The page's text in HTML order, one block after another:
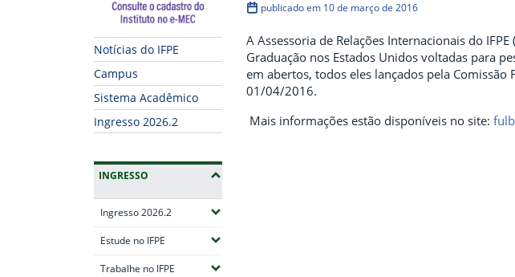
Notícias do IFPE
Campus
Sistema Acadêmico
Ingresso 2026.2
INGRESSO
Ingresso 2026.2 (Expandir submenus)
Estude no IFPE (Expandir submenus)
Trabalhe no IFPE (Expandir submenus)
publicado em 10 de março de 2016
A Assessoria de Relações Internacionais do
Graduação nos Estados Unidos voltadas para
em abertos, todos eles lançados pela
01/04/2016.
Mais informações estão disponíveis no site: